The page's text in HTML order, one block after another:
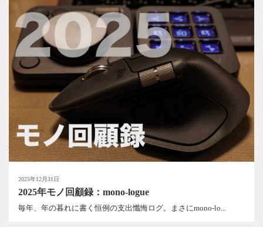
2025年12月31日
2025年モノ回顧録：mono-logue
毎年、年の暮れに書く恒例の支出懺悔ログ。まさにmono-lo...